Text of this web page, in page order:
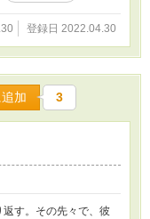
登録日 2022.04.30
加 3
す。その先々で、彼